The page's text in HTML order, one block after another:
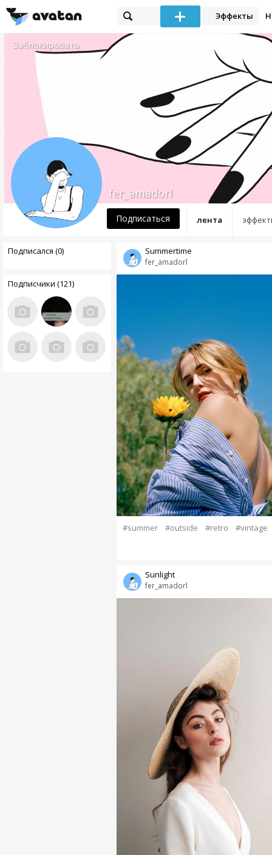
Эффекты
Заблокировать
лента
fer_amadorl
Подписаться
Подписался (0)
Подписчики (121)
fer_amadorl
Summertime
#summer #outside #retro #vintage
fer_amadorl
Sunlight